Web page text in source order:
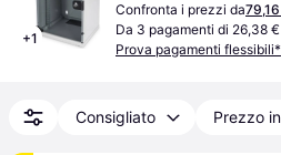
+1
Confronta i prezzi da
Da 3 pagamenti di 26,38
Prova pagamenti flessibili*
Consigliato Prezzo